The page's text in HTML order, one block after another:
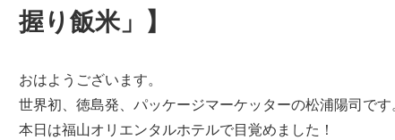
握り飯米」】
おはようございます。
世界初、徳島発、パッケージマーケッターの松浦陽司です。
本日は福山オリエンタルホテルで目覚めました！